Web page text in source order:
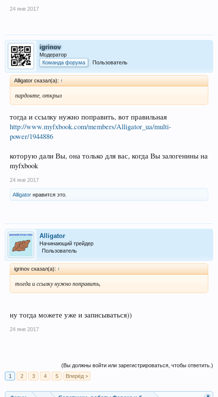
24 янв 2017
igrinov
Модератор
Команда форума
Пользователь
Alligator сказал(а): ↑
пардонте, открыл
тогда и ссылку нужно поправить, вот правильная
http://www.myfxbook.com/members/Alligator_ua/multi-
power/1944886
которую дали Вы, она только для вас, когда Вы залогенины на
myfxbook
24 янв 2017
Alligator нравится это.
Alligator
Начинающий трейдер
Пользователь
igrinov сказал(а): ↑
тогда и ссылку нужно поправить,
ну тогда можете уже и записываться))
24 янв 2017
(Вы должны войти или зарегистрироваться, чтобы ответить.)
1
2 3 4 5 Вперёд >